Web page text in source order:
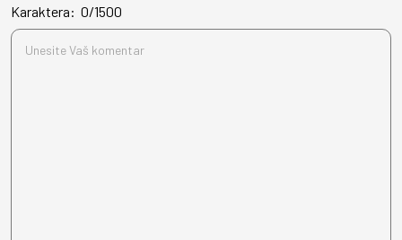
Karaktera: 0/1500